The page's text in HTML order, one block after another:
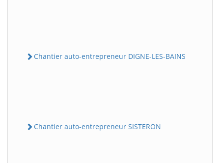
Chantier auto-entrepreneur DIGNE-LES-BAINS
Chantier auto-entrepreneur SISTERON